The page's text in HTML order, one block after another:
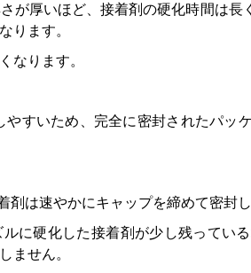
が厚いほど、接着剤の硬化時間は
ります。
なります。
すいため、完全に密封されたパッ
剤は速やかにキャップを締めて密封
に硬化した接着剤が少し残ってい
ません。